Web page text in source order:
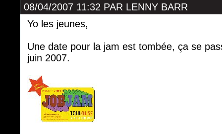
08/04/2007 11:32 PAR LENNY BARR
Yo les jeunes,
Une date pour la jam est tombée, ça se
juin 2007.